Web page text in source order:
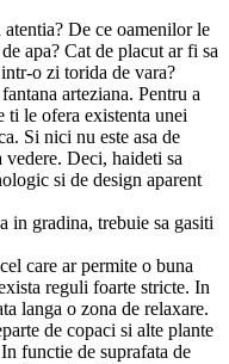
De ce oamenilor le
apa? Cat de placut ar fi sa
o zi torida de vara?
arteziana. Pentru a
ti le ofera existenta unei
Si nici nu este asa de
Deci, haideti sa
si de design aparent
in gradina, trebuie sa gasiti
care ar permite o buna
reguli foarte stricte. In
langa o zona de relaxare.
de copaci si alte plante
functie de suprafata de